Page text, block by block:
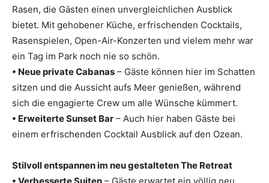
Rasen, die Gästen einen unvergleichlichen Ausblick
bietet. Mit gehobener Küche, erfrischenden Cocktails,
Rasenspielen, Open-Air-Konzerten und vielem mehr war
ein Tag im Park noch nie so schön.
• Neue private Cabanas – Gäste können hier im Schatten
sitzen und die Aussicht aufs Meer genießen, während
sich die engagierte Crew um alle Wünsche kümmert.
• Erweiterte Sunset Bar – Auch hier haben Gäste bei
einem erfrischenden Cocktail Ausblick auf den Ozean.
Stilvoll entspannen im neu gestalteten The Retreat